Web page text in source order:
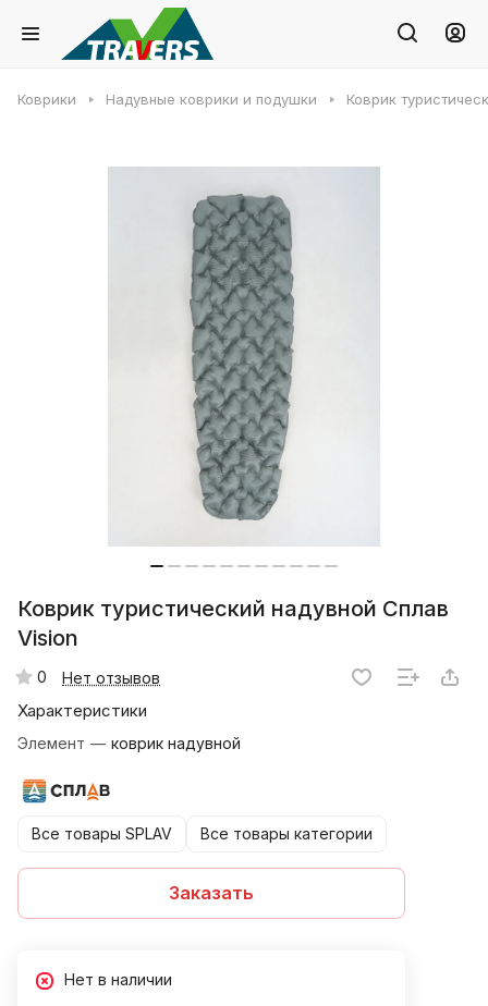
Коврики Надувные коврики и подушки Коврик
Коврик туристический надувной Сплав
Vision
0 Нет отзывов
Характеристики
Элемент — коврик надувной
Все товары SPLAV Все товары категории
Заказать
Нет в наличии